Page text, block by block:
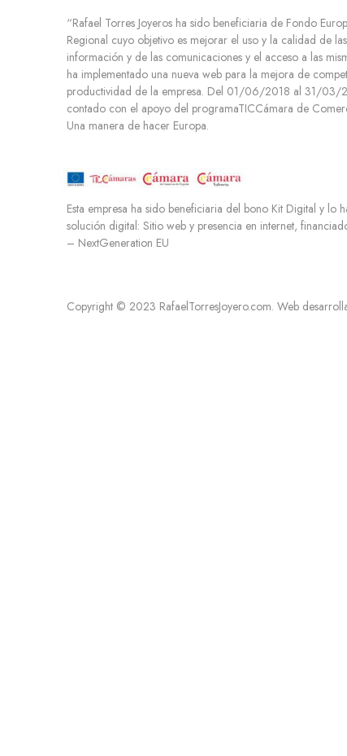
m
i
e
n
o
“Rafael Torres Joyeros ha sido beneficiaria de Fondo
Regional cuyo objetivo es mejorar el uso y la calidad de
información y de las comunicaciones y el acceso a las
ha implementado una nueva web para la mejora de
productividad de la empresa. Del 01/06/2018 al 31/03/
contado con el apoyo del programaTICCámara de
Una manera de hacer Europa.
Esta empresa ha sido beneficiaria del bono Kit Digital y lo
solución digital: Sitio web y presencia en internet,
– NextGeneration EU
Copyright © 2023 RafaelTorresJoyero.com. Web